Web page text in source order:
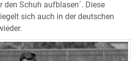
den Schuh aufblasen´. Diese
sich auch in der deutschen